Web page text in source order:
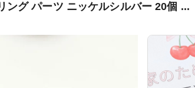
グ パーツ ニッケルシルバー 20個 ...